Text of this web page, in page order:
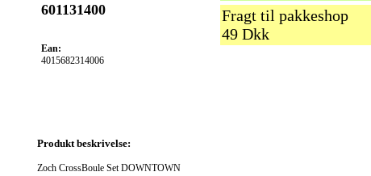
601131400
Ean:
4015682314006
Fragt til pakkeshop
49 Dkk
Produkt beskrivelse:
Zoch CrossBoule Set DOWNTOWN